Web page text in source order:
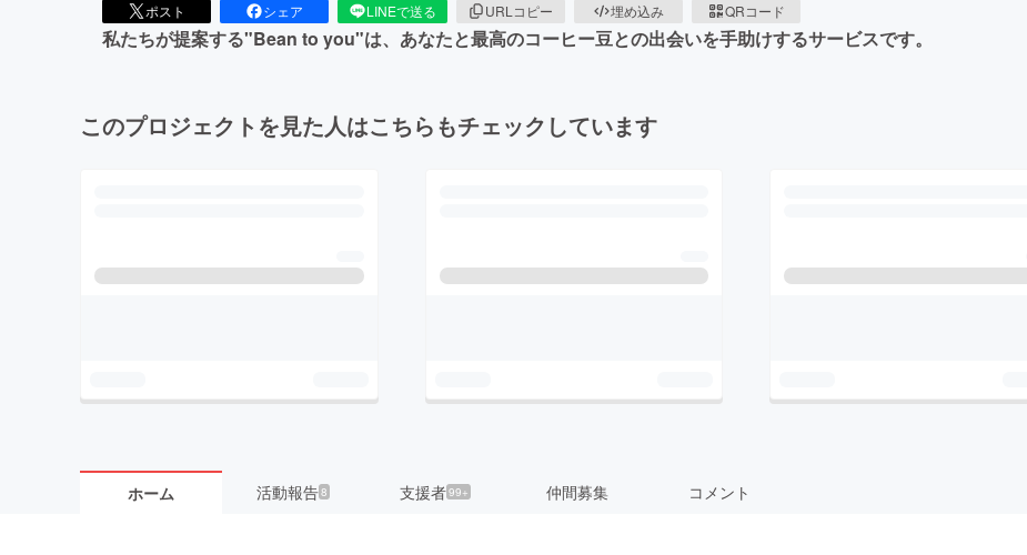
ポスト シェア LINEで送る URLコピー 埋め込み QRコード
私たちが提案する"Bean to you"は、あなたと最高のコーヒー豆との出会いを手助けするサービスです。
このプロジェクトを見た人はこちらもチェックしています
ホーム 活動報告8 支援者99+ 仲間募集 コメント